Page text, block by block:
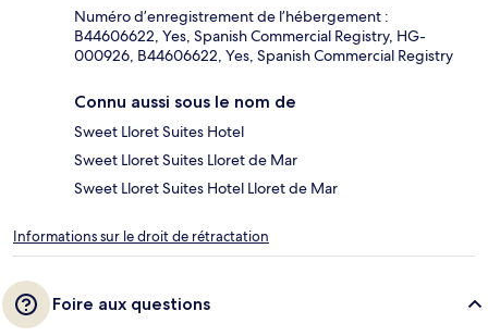
Numéro d’enregistrement de l’hébergement :
B44606622, Yes, Spanish Commercial Registry, HG-
000926, B44606622, Yes, Spanish Commercial Registry
Connu aussi sous le nom de
Sweet Lloret Suites Hotel
Sweet Lloret Suites Lloret de Mar
Sweet Lloret Suites Hotel Lloret de Mar
Informations sur le droit de rétractation
Foire aux questions